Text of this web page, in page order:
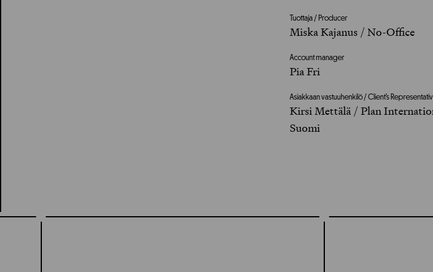
Tuottaja / Producer
Miska Kajanus / No-Office
Account manager
Pia Fri
Asiakkaan vastuuhenkilö / Client’s
Kirsi Mettälä / Plan
Suomi